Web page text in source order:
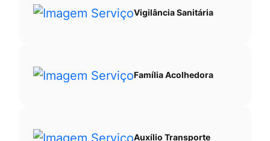
Vigilância Sanitária
Família Acolhedora
Auxílio Transporte